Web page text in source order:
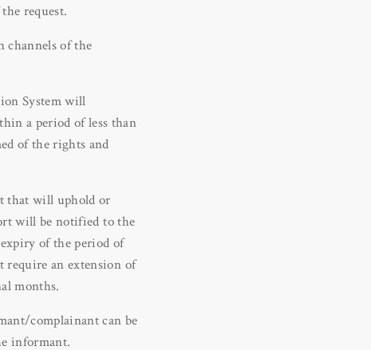
request.
channels of the
System will
a period of less than
of the rights and
that will uphold or
will be notified to the
of the period of
require an extension of
months.
complainant can be
informant.